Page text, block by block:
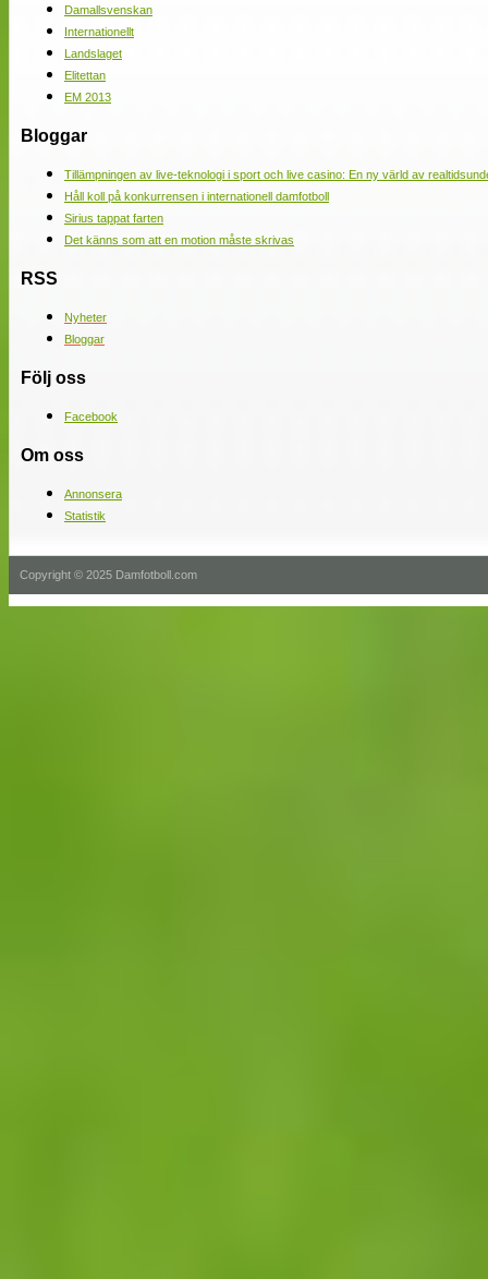
Damallsvenskan
Internationellt
Landslaget
Elitettan
EM 2013
Bloggar
Tillämpningen av live-teknologi i sport och live casino: En ny värld av
Håll koll på konkurrensen i internationell damfotboll
Sirius tappat farten
Det känns som att en motion måste skrivas
RSS
Nyheter
Bloggar
Följ oss
Facebook
Om oss
Annonsera
Statistik
Copyright © 2025 Damfotboll.com